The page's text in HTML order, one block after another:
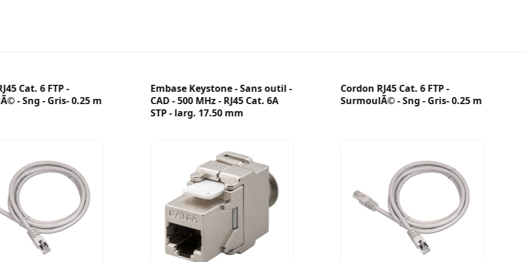
Cat. 6 FTP -
- Sng - Gris- 0.25 m
Embase Keystone - Sans outil -
CAD - 500 MHz - RJ45 Cat. 6A
STP - larg. 17.50 mm
Cordon RJ45 Cat. 6 FTP -
SurmoulÃ© - Sng - Gris- 0.25 m